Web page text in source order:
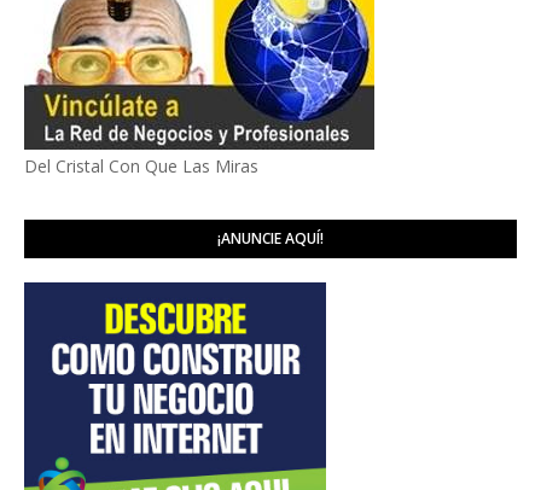
Del Cristal Con Que Las Miras
¡ANUNCIE AQUÍ!